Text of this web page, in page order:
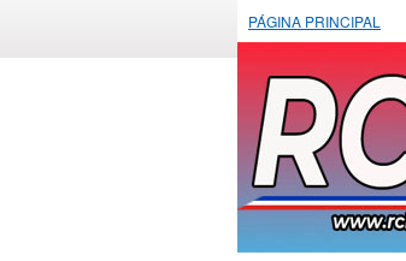
PÁGINA PRINCIPAL